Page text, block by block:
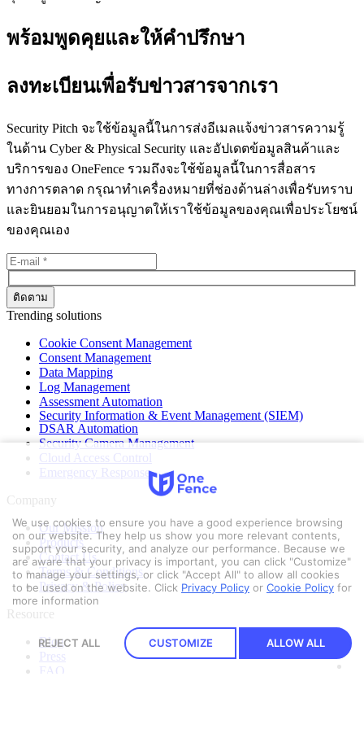
พร้อมพูดคุยและให้คำปรึกษา
ลงทะเบียนเพื่อรับข่าวสารจากเรา
Security Pitch จะใช้ข้อมูลนี้ในการส่งอีเมลแจ้งข่าวสารความรู้
ในด้าน Cyber & Physical Security และอัปเดตข้อมูลสินค้าและ
บริการของ OneFence รวมถึงจะใช้ข้อมูลนี้ในการสื่อสาร
ทางการตลาด กรุณาทำเครื่องหมายที่ช่องด้านล่างเพื่อรับทราบ
และยินยอมในการอนุญาตให้เราใช้ข้อมูลของคุณเพื่อประโยชน์
ของคุณเอง
Trending solutions
Cookie Consent Management
Consent Management
Data Mapping
Log Management
Assessment Automation
Security Information & Event Management (SIEM)
DSAR Automation
Security Camera Management
Cloud Access Control
Emergency Response
Company
Our Mission
Products
Contact Us
Terms & Conditions
Privacy & Policy
Resource
Blog
Press
FAQ
We use cookies to ensure you have a good experience browsing
on our website. They help us show you more relevant contents,
support your security, and analyze our performance. Because we
are aware that your privacy is important, you can click "Customize"
to manage your settings, or click "Accept All" to allow all cookies
to be used on the website. Click Privacy Policy or Cookie Policy for
more information
REJECT ALL CUSTOMIZE ALLOW ALL